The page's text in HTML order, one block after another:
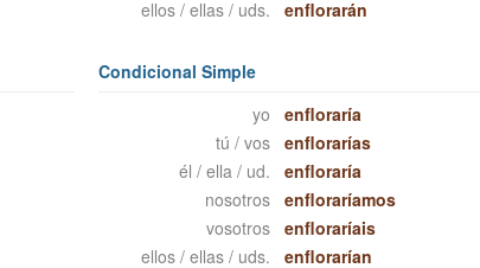
ellos / ellas / uds.
enflorarán
Condicional Simple
yo
enfloraría
tú / vos
enflorarías
él / ella / ud.
enfloraría
nosotros
enfloraríamos
vosotros
enfloraríais
ellos / ellas / uds.
enflorarían